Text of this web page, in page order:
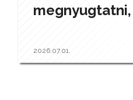
2026.07.01.